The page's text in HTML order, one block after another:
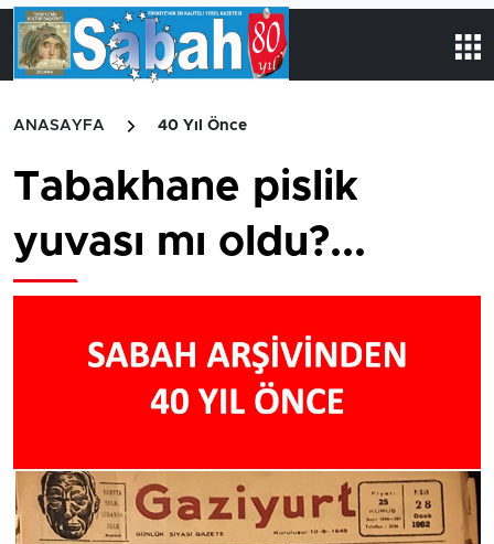
ANASAYFA 40 Yıl Önce
Tabakhane pislik
yuvası mı oldu?...